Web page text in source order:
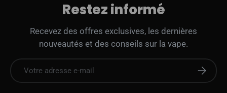
Restez informé
Recevez des offres exclusives, les dernières
nouveautés et des conseils sur la vape.
E-mail